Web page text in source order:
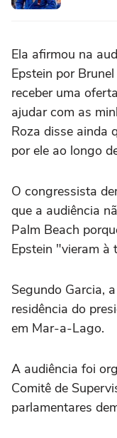
Ela afirmou na
Epstein por
receber uma
ajudar com as
Roza disse ainda
por ele ao longo
O congressista
que a audiência
Palm Beach
Epstein "vieram à
Segundo Garcia,
residência do
em Mar-a-Lago.
A audiência foi
Comitê de
parlamentares